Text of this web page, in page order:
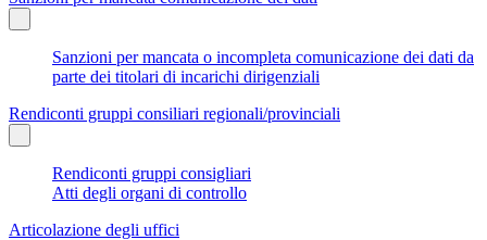
Sanzioni per mancata o incompleta comunicazione dei dati da
parte dei titolari di incarichi dirigenziali
Rendiconti gruppi consiliari regionali/provinciali
Rendiconti gruppi consigliari
Atti degli organi di controllo
Articolazione degli uffici